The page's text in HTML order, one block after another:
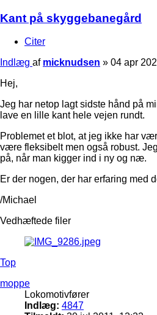
Kant på skyggebanegård
Citer
Indlæg af micknudsen » 04 apr
Hej,
Jeg har netop lagt sidste hånd på
lave en lille kant hele vejen rundt.
Problemet et blot, at jeg ikke har
være fleksibelt men også robust.
på, når man kigger ind i ny og næ.
Er der nogen, der har erfaring med
/Michael
Vedhæftede filer
Top
moppe
Lokomotivfører
Indlæg: 4847